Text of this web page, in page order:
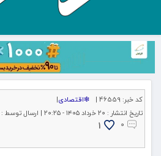
کد خبر: 46559 | ❇اقتصادی|
تاریخ انتشار : ۲۰ خرداد ۱۴۰۵ - ۲۰:۲۵ | ارسال توسط :
۰
1